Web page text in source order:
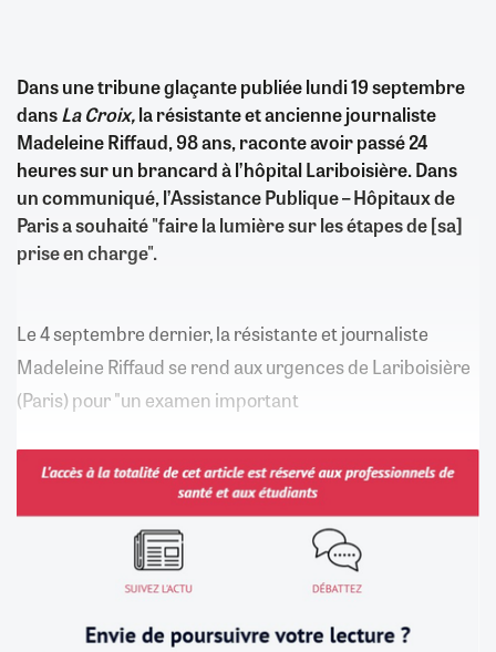
Dans une tribune glaçante publiée lundi 19 septembre
dansLa Croix,la résistante et ancienne journaliste
Madeleine Riffaud, 98 ans, raconte avoir passé 24
heures sur un brancard à l’hôpital Lariboisière. Dans
un communiqué, l’Assistance Publique – Hôpitaux de
Paris a souhaité "faire la lumière sur les étapes de [sa]
prise en charge".
Le 4 septembre dernier, la résistante et journaliste
Madeleine Riffaud se rend aux urgences de Lariboisière
(Paris) pour "un examen important